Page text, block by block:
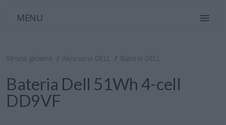
MENU
Strona główna Akcesoria DELL Baterie DELL
Bateria Dell 51Wh 4-cell
DD9VF